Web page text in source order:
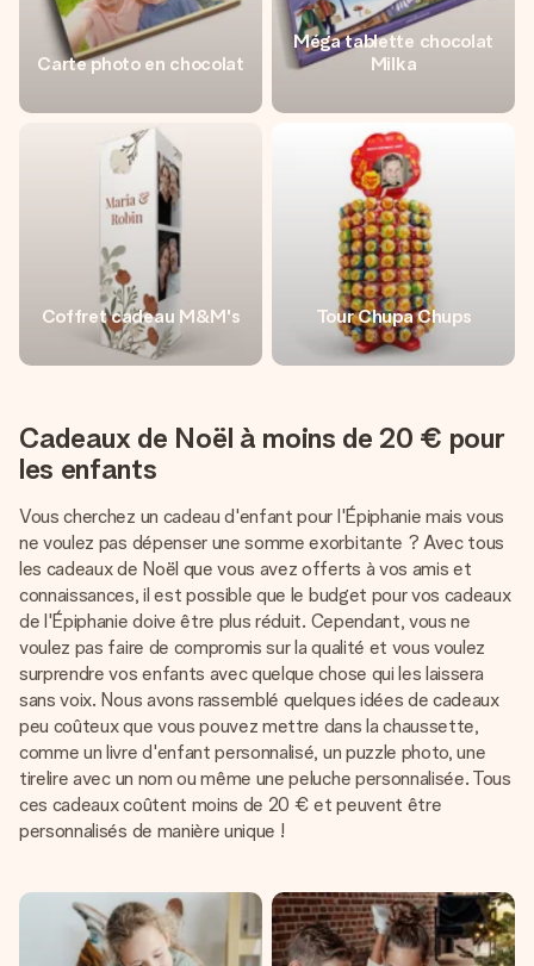
Carte photo en chocolat
Méga tablette chocolat
Milka
Coffret cadeau M&M's Tour Chupa Chups
Cadeaux de Noël à moins de 20 € pour
les enfants
Vous cherchez un cadeau d'enfant pour l'Épiphanie mais vous
ne voulez pas dépenser une somme exorbitante ? Avec tous
les cadeaux de Noël que vous avez offerts à vos amis et
connaissances, il est possible que le budget pour vos cadeaux
de l'Épiphanie doive être plus réduit. Cependant, vous ne
voulez pas faire de compromis sur la qualité et vous voulez
surprendre vos enfants avec quelque chose qui les laissera
sans voix. Nous avons rassemblé quelques idées de cadeaux
peu coûteux que vous pouvez mettre dans la chaussette,
comme un livre d'enfant personnalisé, un puzzle photo, une
tirelire avec un nom ou même une peluche personnalisée. Tous
ces cadeaux coûtent moins de 20 € et peuvent être
personnalisés de manière unique !